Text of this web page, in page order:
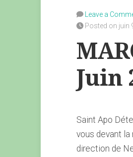
Leave a
Posted on juin
Juin
Saint Apo
vous devant
direction de